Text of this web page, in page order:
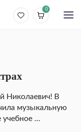
0
Николаевич! В
музыкальную
...